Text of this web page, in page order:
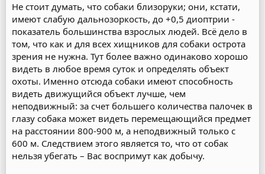
Не стоит думать, что собаки близоруки; они, кстати,
имеют слабую дальнозоркость, до +0,5 диоптрии -
показатель большинства взрослых людей. Всё дело в
том, что как и для всех хищников для собаки острота
зрения не нужна. Тут более важно одинаково хорошо
видеть в любое время суток и определять объект
охоты. Именно отсюда собаки имеют способность
видеть движущийся объект лучше, чем
неподвижный: за счет большего количества палочек в
глазу собака может видеть перемещающийся предмет
на расстоянии 800-900 м, а неподвижный только с
600 м. Следствием этого является то, что от собак
нельзя убегать – Вас воспримут как добычу.